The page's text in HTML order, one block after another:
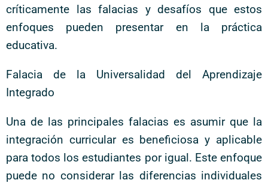
críticamente las falacias y desafíos que estos
enfoques pueden presentar en la práctica
educativa.
Falacia de la Universalidad del Aprendizaje
Integrado
Una de las principales falacias es asumir que la
integración curricular es beneficiosa y aplicable
para todos los estudiantes por igual. Este enfoque
puede no considerar las diferencias individuales